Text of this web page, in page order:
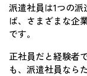
派遣社員は1つの
ば、さまざまな企
です。
正社員だと経験者
も、派遣社員なら